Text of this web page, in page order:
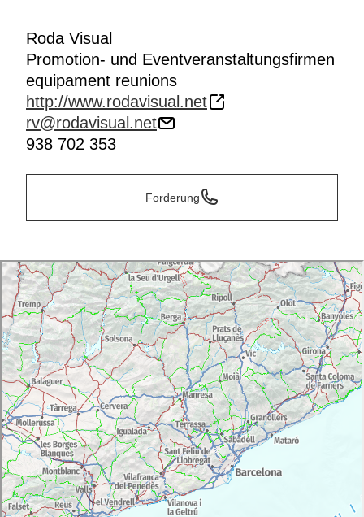
Roda Visual
Promotion- und Eventveranstaltungsfirmen
equipament reunions
http://www.rodavisual.net
rv@rodavisual.net
938 702 353
Forderung